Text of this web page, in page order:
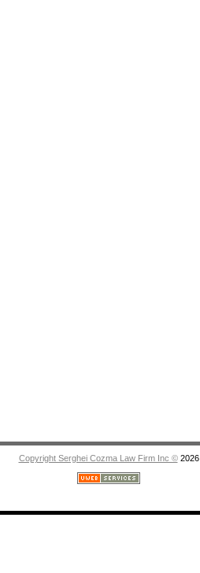
Copyright Serghei Cozma Law Firm Inc ©2026